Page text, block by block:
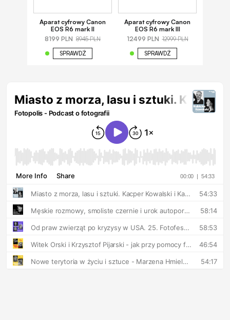
Aparat cyfrowy Canon
EOS R6 mark II
8199 PLN 8945 PLN
SPRAWDŹ
Aparat cyfrowy Canon
EOS R6 mark III
12499 PLN 12999 PLN
SPRAWDŹ